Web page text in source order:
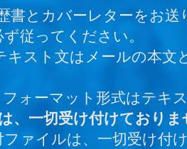
書とカバーレターをお送
従ってください。
キスト文はメールの本
ォーマット形式はテキ
、一切受け付けておりま
ァイルは、一切受け付